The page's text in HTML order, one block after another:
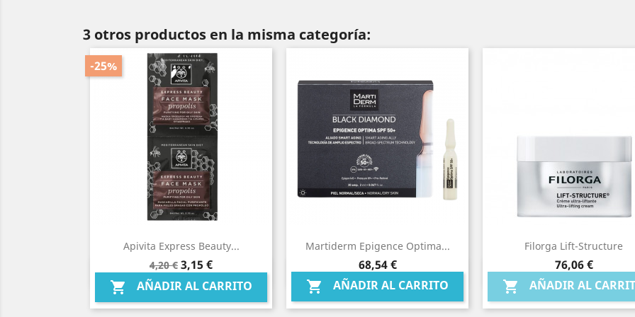
3 otros productos en la misma categoría:
Apivita Express Beauty...
Precio
base
4,20 €
-25%
Precio
3,15 €
 AÑADIR AL CARRITO
Vista rápida
Martiderm Epigence Optima...
Precio
68,54 €
 AÑADIR AL CARRITO
Vista rápida
Filorga Lift-Structure
Precio
76,06 €
 AÑADIR AL
Vista rápida